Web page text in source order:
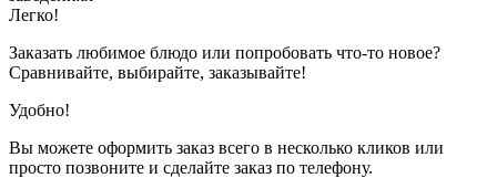
Легко!
Заказать любимое блюдо или попробовать что-то новое?
Сравнивайте, выбирайте, заказывайте!
Удобно!
Вы можете оформить заказ всего в несколько кликов или
просто позвоните и сделайте заказ по телефону.